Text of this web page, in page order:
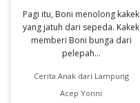
Pagi itu, Boni menolong kakek
yang jatuh dari sepeda. Kakek
memberi Boni bunga dari
pelepah...
Cerita Anak dari Lampung
Acep Yonni